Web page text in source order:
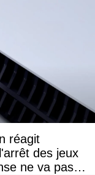
réagit
des jeux
ne va pas